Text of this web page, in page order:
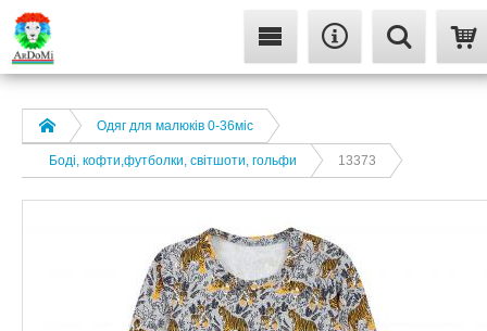
Одяг для малюків 0-36міс
Боді, кофти,футболки, світшоти, гольфи 13373